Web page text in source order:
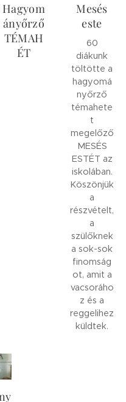
Hagyom
ányőrző
TÉMAH
ÉT
Mesés
este
60
diákunk
töltötte a
hagyomá
nyőrző
témahete
t
megelőző
MESÉS
ESTÉT az
iskolában.
Köszönjük
a
részvételt,
a
szülőknek
a sok-sok
finomság
ot, amit a
vacsoráho
z és a
reggelihez
küldtek.